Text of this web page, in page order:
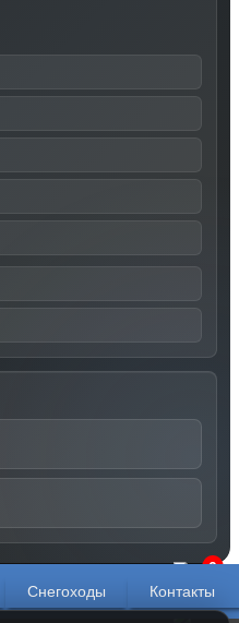
Снегоходы Контакты
0